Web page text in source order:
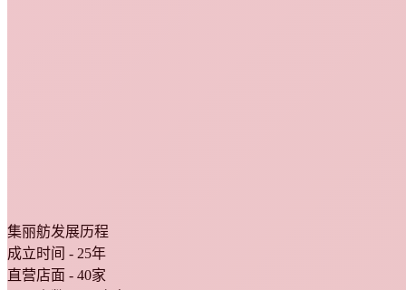
集丽舫发展历程
成立时间 - 25年
直营店面 - 40家